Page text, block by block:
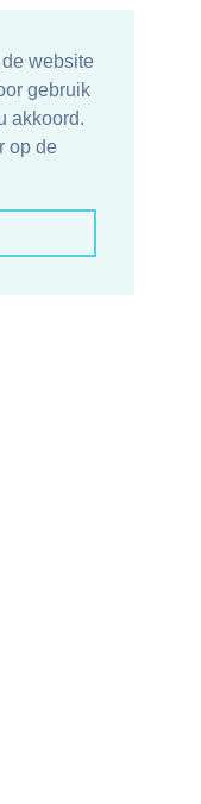
website
gebruik
akkoord.
op de